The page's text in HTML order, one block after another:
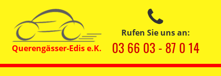
Rufen Sie uns an:
03 66 03 - 87 0 14